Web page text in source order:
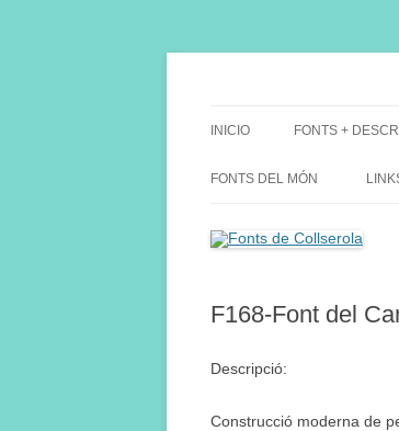
INICIO FONTS +
FONTS DEL MÓN
F168-Font del
Descripció:
Construcció moderna de